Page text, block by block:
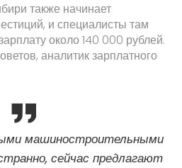
также начинает
и специалисты там
около 140 000 рублей.
аналитик зарплатного
машиностроительными
сейчас предлагают